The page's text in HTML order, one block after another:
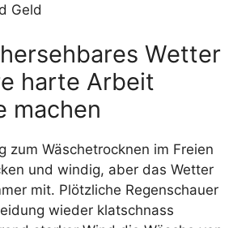
Geld
Wetter
harte Arbeit
machen
zum Wäschetrocknen im Freien
und windig, aber das Wetter
mit. Plötzliche Regenschauer
wieder klatschnass